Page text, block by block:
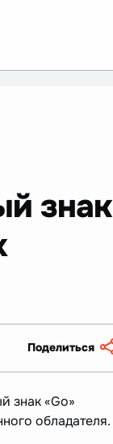
знак
Поделиться
знак «Go»
обладателя.